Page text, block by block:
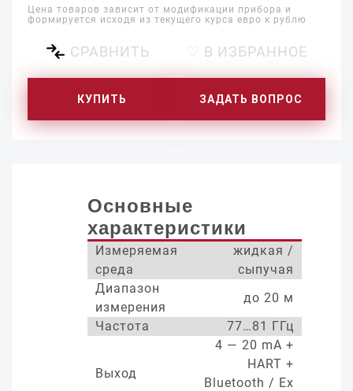
Цена товаров зависит от модификации прибора и
формируется исходя из текущего курса евро к рублю
СРАВНИТЬ ♡ В ИЗБРАННОЕ
КУПИТЬ ЗАДАТЬ ВОПРОС
Основные
характеристики
Измеряемая
среда
жидкая /
сыпучая
Диапазон
измерения
до 20 м
Частота
77…81 ГГц
Выход
4 — 20 mA +
HART +
Bluetooth / Ex